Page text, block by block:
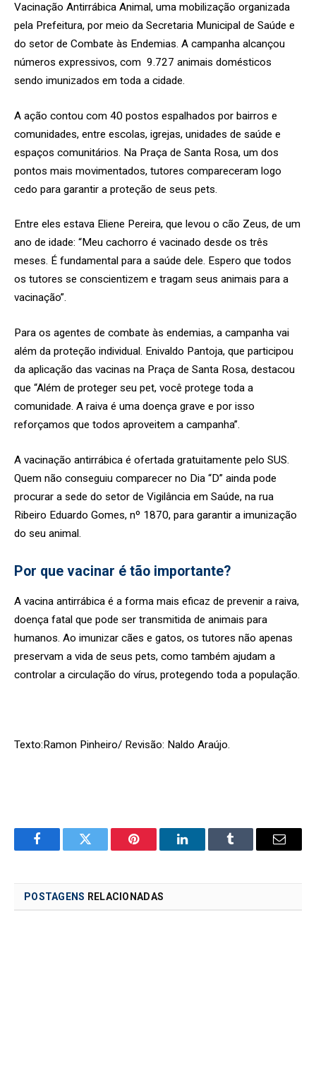
Vacinação Antirrábica Animal, uma mobilização organizada
pela Prefeitura, por meio da Secretaria Municipal de Saúde e
do setor de Combate às Endemias. A campanha alcançou
números expressivos, com 9.727 animais domésticos
sendo imunizados em toda a cidade.
A ação contou com 40 postos espalhados por bairros e
comunidades, entre escolas, igrejas, unidades de saúde e
espaços comunitários. Na Praça de Santa Rosa, um dos
pontos mais movimentados, tutores compareceram logo
cedo para garantir a proteção de seus pets.
Entre eles estava Eliene Pereira, que levou o cão Zeus, de um
ano de idade: “Meu cachorro é vacinado desde os três
meses. É fundamental para a saúde dele. Espero que todos
os tutores se conscientizem e tragam seus animais para a
vacinação”.
Para os agentes de combate às endemias, a campanha vai
além da proteção individual. Enivaldo Pantoja, que participou
da aplicação das vacinas na Praça de Santa Rosa, destacou
que “Além de proteger seu pet, você protege toda a
comunidade. A raiva é uma doença grave e por isso
reforçamos que todos aproveitem a campanha”.
A vacinação antirrábica é ofertada gratuitamente pelo SUS.
Quem não conseguiu comparecer no Dia “D” ainda pode
procurar a sede do setor de Vigilância em Saúde, na rua
Ribeiro Eduardo Gomes, nº 1870, para garantir a imunização
do seu animal.
Por que vacinar é tão importante?
A vacina antirrábica é a forma mais eficaz de prevenir a raiva,
doença fatal que pode ser transmitida de animais para
humanos. Ao imunizar cães e gatos, os tutores não apenas
preservam a vida de seus pets, como também ajudam a
controlar a circulação do vírus, protegendo toda a população.
Texto:Ramon Pinheiro/ Revisão: Naldo Araújo.
FacebookTwitter Pinterest LinkedInTumblr Email
POSTAGENS RELACIONADAS